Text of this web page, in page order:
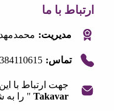
با ما
مدیریت: محمدمهدی غفرانی
تماس: 09384110615
جهت ارتباط با این کسب و
Takavar
" را به شماره